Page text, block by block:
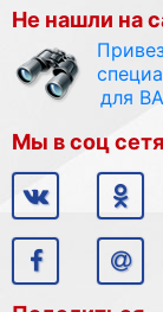
Не нашли на
для
Мы в соц